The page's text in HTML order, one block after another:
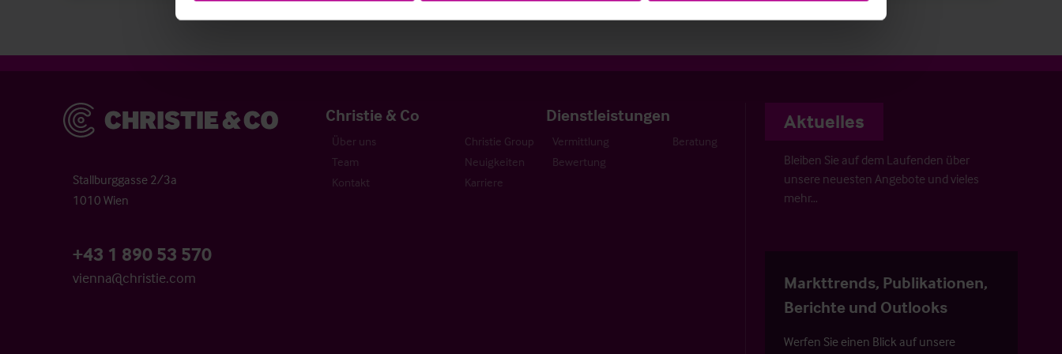
Christie & Co
Stallburggasse 2/3a
1010 Wien
+43 1 890 53 570
vienna@christie.com
Christie & Co
Über uns
Christie Group
Team
Neuigkeiten
Kontakt
Karriere
Dienstleistungen
Vermittlung
Beratung
Bewertung
Aktuelles
Bleiben Sie auf dem Laufenden über
unsere neuesten Angebote und vieles
mehr…
Markttrends, Publikationen,
Berichte und Outlooks
Werfen Sie einen Blick auf unsere